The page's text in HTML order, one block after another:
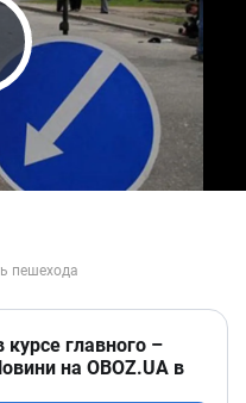
Video
главного –
на OBOZ.UA в